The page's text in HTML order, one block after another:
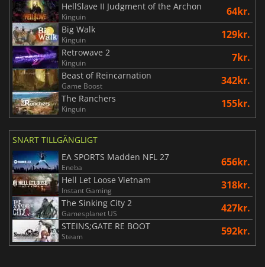
HellSlave II Judgment of the Archon
Kinguin 64kr.
Big Walk
Kinguin 129kr.
Retrowave 2
Kinguin 7kr.
Beast of Reincarnation
Game Boost 342kr.
The Ranchers
Kinguin 155kr.
SNART TILLGÄNGLIGT
EA SPORTS Madden NFL 27
Eneba 656kr.
Hell Let Loose Vietnam
Instant Gaming 318kr.
The Sinking City 2
Gamesplanet US 427kr.
STEINS;GATE RE BOOT
Steam 592kr.